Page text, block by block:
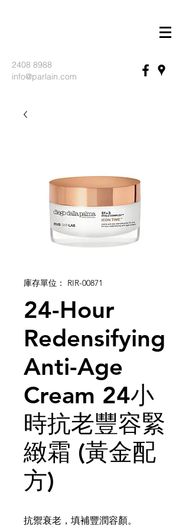
2408 8988
info@parlain.com
庫存單位： RIR-00871
24-Hour
Redensifying
Anti-Age
Cream 24小
時抗老豐容緊
緻霜 (黃金配
方)
抗禦衰老，填補豐潤容顏。